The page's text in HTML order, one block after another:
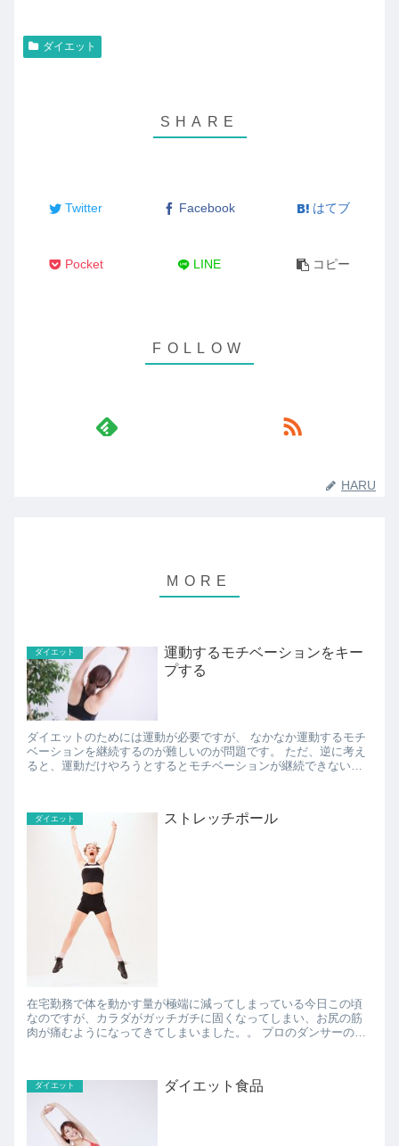
ダイエット
Twitter Facebook はてブ
Pocket LINE コピー
HARU
ダイエット
運動するモチベーションをキー
プする
ダイエットのためには運動が必要ですが、 なかなか運動するモチ
ベーションを継続するのが難しいのが問題です。 ただ、逆に考え
ると、運動だけやろうとするとモチベーションが継続できないの
ダイエット ストレッチポール
在宅勤務で体を動かす量が極端に減ってしまっている今日この頃
なのですが、カラダがガッチガチに固くなってしまい、お尻の筋
肉が痛むようになってきてしまいました。。 プロのダンサーの知
ダイエット ダイエット食品